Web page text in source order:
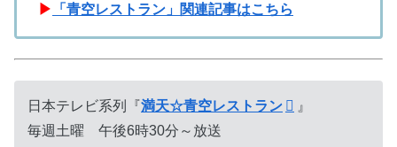
▶
「青空レストラン」関連記事はこちら
日本テレビ系列『満天☆青空レストラン
』
毎週土曜 午後6時30分～放送